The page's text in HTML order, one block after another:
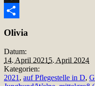
Snapchat
Olivia
Datum:
14. April 2021 5. April 2024
Kategorien:
2021 , auf Pflegestelle in D,